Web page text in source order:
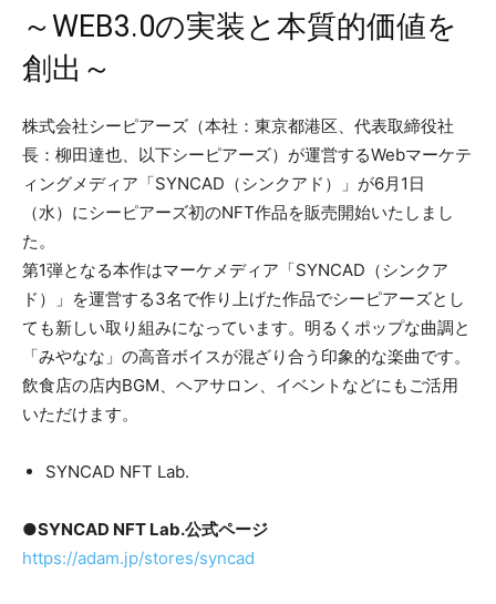
～WEB3.0の実装と本質的価値を
創出～
株式会社シーピアーズ（本社：東京都港区、代表取締役社
長：柳田達也、以下シーピアーズ）が運営するWebマーケテ
ィングメディア「SYNCAD（シンクアド）」が6月1日
（水）にシーピアーズ初のNFT作品を販売開始いたしまし
た。
第1弾となる本作はマーケメディア「SYNCAD（シンクア
ド）」を運営する3名で作り上げた作品でシーピアーズとし
ても新しい取り組みになっています。明るくポップな曲調と
「みやなな」の高音ボイスが混ざり合う印象的な楽曲です。
飲食店の店内BGM、ヘアサロン、イベントなどにもご活用
いただけます。
SYNCAD NFT Lab.
●SYNCAD NFT Lab.公式ページ
https://adam.jp/stores/syncad